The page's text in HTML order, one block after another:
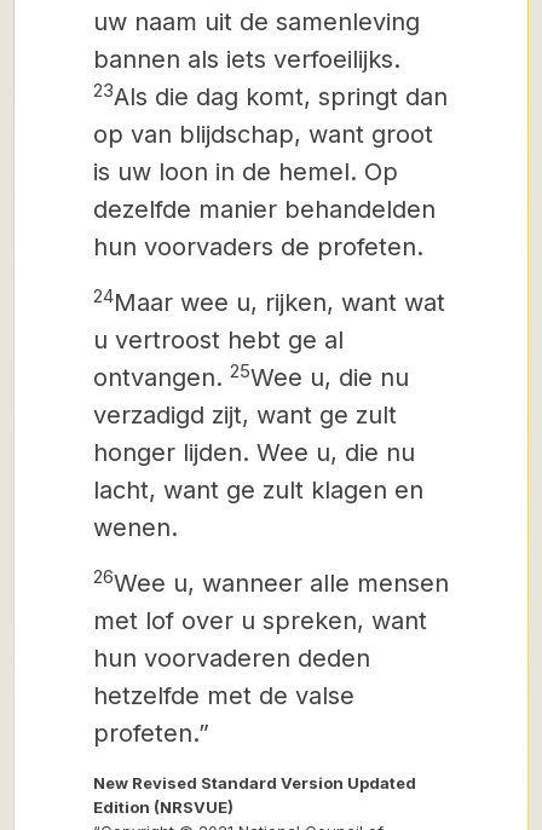
uw naam uit de samenleving
bannen als iets verfoeilijks.
23Als die dag komt, springt dan
op van blijdschap, want groot
is uw loon in de hemel. Op
dezelfde manier behandelden
hun voorvaders de profeten.
24Maar wee u, rijken, want wat
u vertroost hebt ge al
ontvangen. 25Wee u, die nu
verzadigd zijt, want ge zult
honger lijden. Wee u, die nu
lacht, want ge zult klagen en
wenen.
26Wee u, wanneer alle mensen
met lof over u spreken, want
hun voorvaderen deden
hetzelfde met de valse
profeten.”
New Revised Standard Version Updated
Edition (NRSVUE)